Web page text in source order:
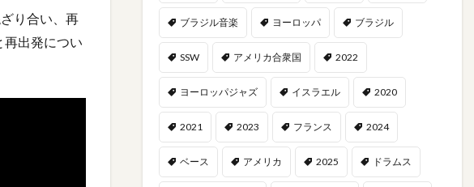
り合い、再
出発につい
ブラジル音楽 ヨーロッパ ブラジル
SSW アメリカ合衆国 2022
ヨーロッパジャズ イスラエル 2020
2021 2023 フランス 2024
ベース アメリカ 2025 ドラムス